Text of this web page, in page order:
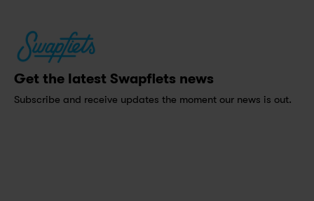
Get the latest Swapfiets news
Subscribe and receive updates the moment our news is out.